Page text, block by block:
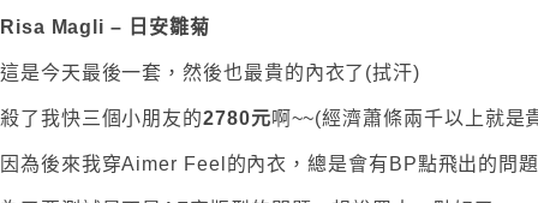
Risa Magli – 日安雛菊
這是今天最後一套，然後也最貴的內衣了(拭汗)
殺了我快三個小朋友的2780元啊~~(經濟蕭條兩千以上就是
因為後來我穿Aimer Feel的內衣，總是會有BP點飛出的問